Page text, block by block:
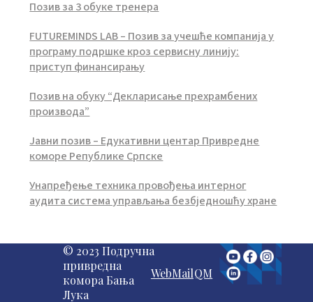
Позив за 3 обуке тренера
FUTUREMINDS LAB – Позив за учешће компанија у
програму подршке кроз сервисну линију:
приступ финансирању
Позив на обуку “Декларисање прехрамбених
производа”
Јавни позив – Едукативни центар Привредне
коморе Републике Српске
Унапређење техника провођења интерног
аудита система управљања безбједношћу хране
© 2023 Подручна
привредна
комора Бања
Лука
WebMailQM